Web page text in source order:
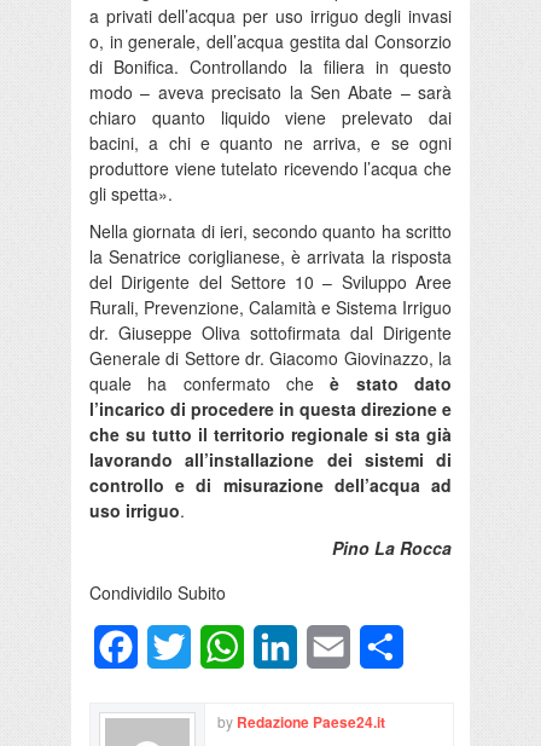
a privati dell’acqua per uso irriguo degli invasi
o, in generale, dell’acqua gestita dal Consorzio
di Bonifica. Controllando la filiera in questo
modo – aveva precisato la Sen Abate – sarà
chiaro quanto liquido viene prelevato dai
bacini, a chi e quanto ne arriva, e se ogni
produttore viene tutelato ricevendo l’acqua che
gli spetta».
Nella giornata di ieri, secondo quanto ha scritto
la Senatrice coriglianese, è arrivata la risposta
del Dirigente del Settore 10 – Sviluppo Aree
Rurali, Prevenzione, Calamità e Sistema Irriguo
dr. Giuseppe Oliva sottofirmata dal Dirigente
Generale di Settore dr. Giacomo Giovinazzo, la
quale ha confermato che è stato dato
l’incarico di procedere in questa direzione e
che su tutto il territorio regionale si sta già
lavorando all’installazione dei sistemi di
controllo e di misurazione dell’acqua ad
uso irriguo.
Pino La Rocca
Condividilo Subito
FacebookTwitter WhatsAppLinkedInEmail
by Redazione Paese24.it